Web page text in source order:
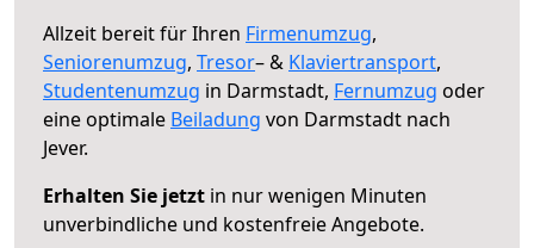
Allzeit bereit für Ihren Firmenumzug,
Seniorenumzug, Tresor– & Klaviertransport,
Studentenumzug in Darmstadt, Fernumzug oder
eine optimale Beiladung von Darmstadt nach
Jever.
Erhalten Sie jetzt in nur wenigen Minuten
unverbindliche und kostenfreie Angebote.